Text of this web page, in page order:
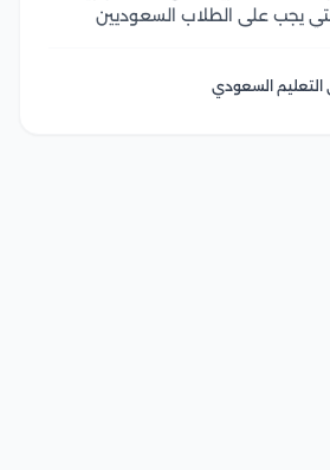
يجب على الطلاب السعوديين
المؤهلة، وتحقيق متطلبات
السعودي